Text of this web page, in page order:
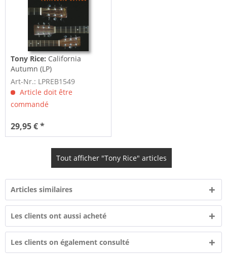
Tony Rice: California
Autumn (LP)
Art-Nr.: LPREB1549
Article doit être
commandé
29,95 € *
Tout afficher "Tony Rice" articles
Articles similaires
Les clients ont aussi acheté
Les clients on également consulté